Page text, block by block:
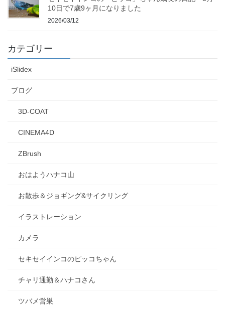
10日で7歳9ヶ月になりました
2026/03/12
カテゴリー
iSlidex
ブログ
3D-COAT
CINEMA4D
ZBrush
おはようハナコ山
お散歩＆ジョギング&サイクリング
イラストレーション
カメラ
セキセイインコのピッコちゃん
チャリ通勤＆ハナコさん
ツバメ営巣